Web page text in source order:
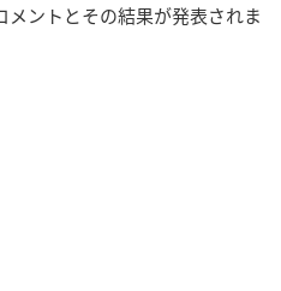
ントとその結果が発表されま